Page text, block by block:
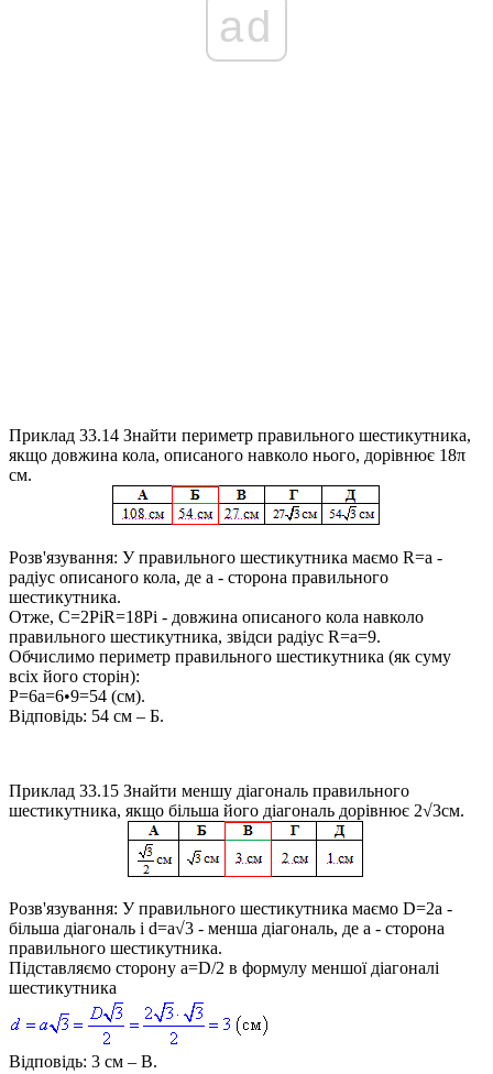
ad
Приклад 33.14 Знайти периметр правильного шестикутника,
якщо довжина кола, описаного навколо нього, дорівнює 18π
см.
Розв'язування: У правильного шестикутника маємо R=a -
радіус описаного кола, де a - сторона правильного
шестикутника.
Отже, C=2PiR=18Pi - довжина описаного кола навколо
правильного шестикутника, звідси радіус R=a=9.
Обчислимо периметр правильного шестикутника (як суму
всіх його сторін):
P=6a=6•9=54 (см).
Відповідь: 54 см – Б.
Приклад 33.15 Знайти меншу діагональ правильного
шестикутника, якщо більша його діагональ дорівнює 2√3см.
Розв'язування: У правильного шестикутника маємо D=2a -
більша діагональ і d=a√3 - менша діагональ, де a - сторона
правильного шестикутника.
Підставляємо сторону a=D/2 в формулу меншої діагоналі
шестикутника
Відповідь: 3 см – В.